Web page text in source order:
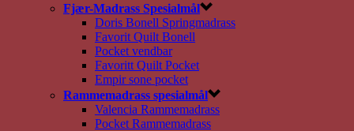
Fjær-Madrass Spesialmål
Doris Bonell Springmadrass
Favorit Quilt Bonell
Pocket vendbar
Favoritt Quilt Pocket
Empir sone pocket
Rammemadrass spesialmål
Valencia Rammemadrass
Pocket Rammemadrass